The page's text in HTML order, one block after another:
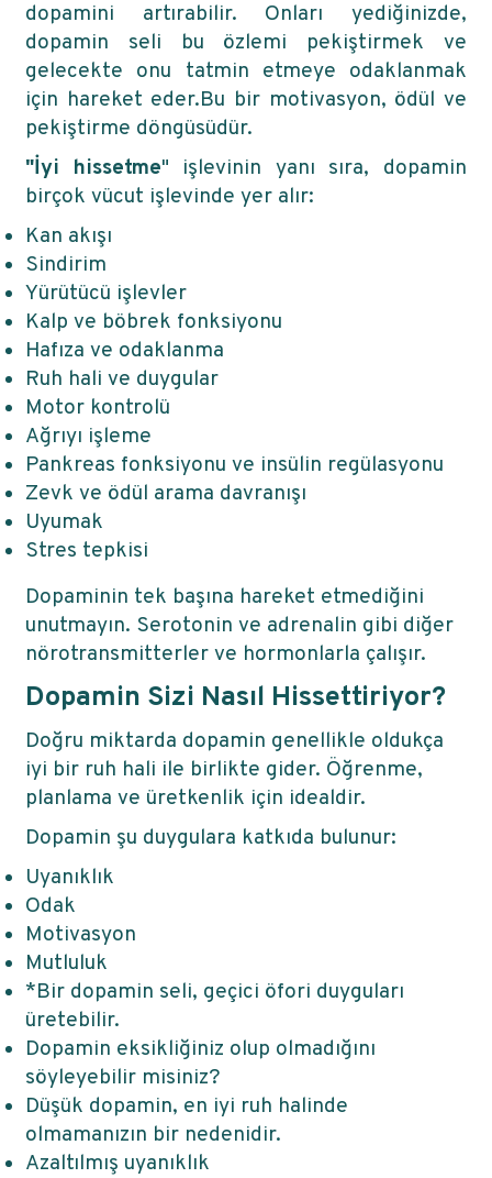
dopamini artırabilir. Onları yediğinizde,
dopamin seli bu özlemi pekiştirmek ve
gelecekte onu tatmin etmeye odaklanmak
için hareket eder.Bu bir motivasyon, ödül ve
pekiştirme döngüsüdür.
"İyi hissetme" işlevinin yanı sıra, dopamin
birçok vücut işlevinde yer alır:
Kan akışı
Sindirim
Yürütücü işlevler
Kalp ve böbrek fonksiyonu
Hafıza ve odaklanma
Ruh hali ve duygular
Motor kontrolü
Ağrıyı işleme
Pankreas fonksiyonu ve insülin regülasyonu
Zevk ve ödül arama davranışı
Uyumak
Stres tepkisi
Dopaminin tek başına hareket etmediğini
unutmayın. Serotonin ve adrenalin gibi diğer
nörotransmitterler ve hormonlarla çalışır.
Dopamin Sizi Nasıl Hissettiriyor?
Doğru miktarda dopamin genellikle oldukça
iyi bir ruh hali ile birlikte gider. Öğrenme,
planlama ve üretkenlik için idealdir.
Dopamin şu duygulara katkıda bulunur:
Uyanıklık
Odak
Motivasyon
Mutluluk
*Bir dopamin seli, geçici öfori duyguları
üretebilir.
Dopamin eksikliğiniz olup olmadığını
söyleyebilir misiniz?
Düşük dopamin, en iyi ruh halinde
olmamanızın bir nedenidir.
Azaltılmış uyanıklık